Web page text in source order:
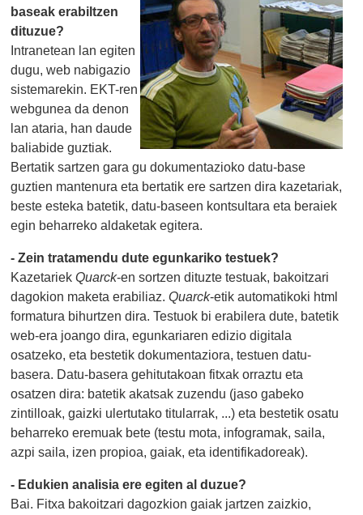
baseak erabiltzen
dituzue?
Intranetean lan egiten
dugu, web nabigazio
sistemarekin. EKT-ren
webgunea da denon
lan ataria, han daude
baliabide guztiak.
Bertatik sartzen gara gu dokumentazioko datu-base
guztien mantenura eta bertatik ere sartzen dira kazetariak,
beste esteka batetik, datu-baseen kontsultara eta beraiek
egin beharreko aldaketak egitera.
- Zein tratamendu dute egunkariko testuek?
KazetariekQuarck-en sortzen dituzte testuak, bakoitzari
dagokion maketa erabiliaz.Quarck-etik automatikoki html
formatura bihurtzen dira. Testuok bi erabilera dute, batetik
web-era joango dira, egunkariaren edizio digitala
osatzeko, eta bestetik dokumentaziora, testuen datu-
basera. Datu-basera gehitutakoan fitxak orraztu eta
osatzen dira: batetik akatsak zuzendu (jaso gabeko
zintilloak, gaizki ulertutako titularrak, ...) eta bestetik osatu
beharreko eremuak bete (testu mota, infogramak, saila,
azpi saila, izen propioa, gaiak, eta identifikadoreak).
- Edukien analisia ere egiten al duzue?
Bai. Fitxa bakoitzari dagozkion gaiak jartzen zaizkio,